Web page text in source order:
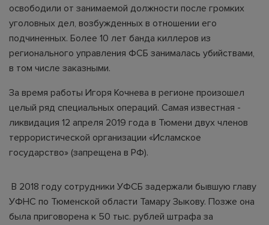
освободили от занимаемой должности после громких
уголовных дел, возбужденных в отношении его
подчиненных. Более 10 лет банда киллеров из
регионального управления ФСБ занималась убийствами,
в том числе заказными.
За время работы Игоря Кочнева в регионе произошел
целый ряд специальных операций. Самая известная -
ликвидация 12 апреля 2019 года в Тюмени двух членов
террористической организации «Исламское
государство» (запрещена в РФ).
В 2018 году сотрудники УФСБ задержали бывшую главу
УФНС по Тюменской области Тамару Зыкову. Позже она
была приговорена к 50 тыс. рублей штрафа за